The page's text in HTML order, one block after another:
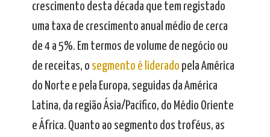
crescimento desta década que tem registado
uma taxa de crescimento anual médio de cerca
de 4 a 5%. Em termos de volume de negócio ou
de receitas, o segmento é liderado pela América
do Norte e pela Europa, seguidas da América
Latina, da região Ásia/Pacífico, do Médio Oriente
e África. Quanto ao segmento dos troféus, as